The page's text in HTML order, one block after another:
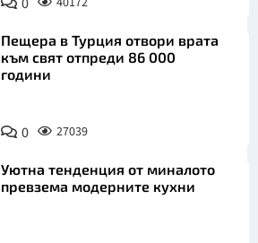
Пещера в Турция отвори врата
към свят отпреди 86 000
години
0 27039
Уютна тенденция от миналото
превзема модерните кухни